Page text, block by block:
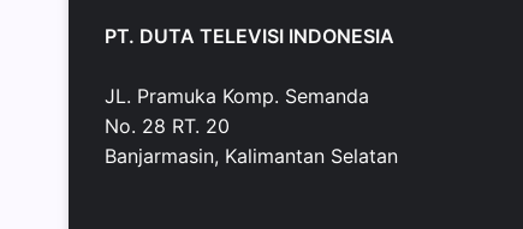
PT. DUTA TELEVISI INDONESIA
JL. Pramuka Komp. Semanda
No. 28 RT. 20
Banjarmasin, Kalimantan Selatan